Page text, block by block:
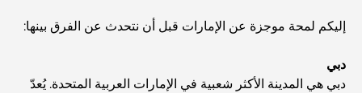
Abu Dhabi vs Dubai: A Practical Comparison for
Investors and Residents
Best Schools in Downtown Dubai: A Guide for
إليكم لمحة موجزة عن الإمارات قبل أن نتحدث عن الفرق بينها:
دبي
دبي هي المدينة الأكثر شعبية في الإمارات العربية المتحدة. يُعدّ